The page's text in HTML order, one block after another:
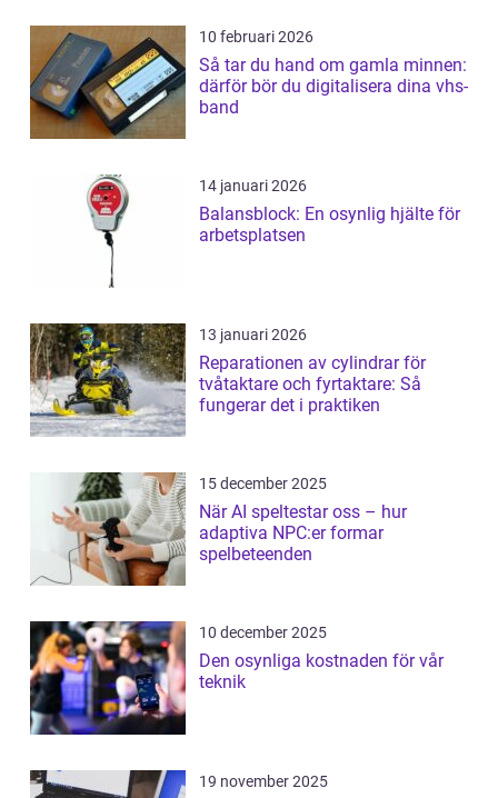
10 februari 2026
Så tar du hand om gamla minnen:
därför bör du digitalisera dina vhs-
band
14 januari 2026
Balansblock: En osynlig hjälte för
arbetsplatsen
13 januari 2026
Reparationen av cylindrar för
tvåtaktare och fyrtaktare: Så
fungerar det i praktiken
15 december 2025
När AI speltestar oss – hur
adaptiva NPC:er formar
spelbeteenden
10 december 2025
Den osynliga kostnaden för vår
teknik
19 november 2025